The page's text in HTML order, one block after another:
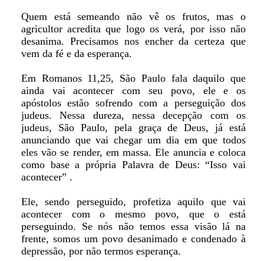
Quem está semeando não vê os frutos, mas o
agricultor acredita que logo os verá, por isso não
desanima. Precisamos nos encher da certeza que
vem da fé e da esperança.
Em Romanos 11,25, São Paulo fala daquilo que
ainda vai acontecer com seu povo, ele e os
apóstolos estão sofrendo com a perseguição dos
judeus. Nessa dureza, nessa decepção com os
judeus, São Paulo, pela graça de Deus, já está
anunciando que vai chegar um dia em que todos
eles vão se render, em massa. Ele anuncia e coloca
como base a própria Palavra de Deus: “Isso vai
acontecer” .
Ele, sendo perseguido, profetiza aquilo que vai
acontecer com o mesmo povo, que o está
perseguindo. Se nós não temos essa visão lá na
frente, somos um povo desanimado e condenado à
depressão, por não termos esperança.